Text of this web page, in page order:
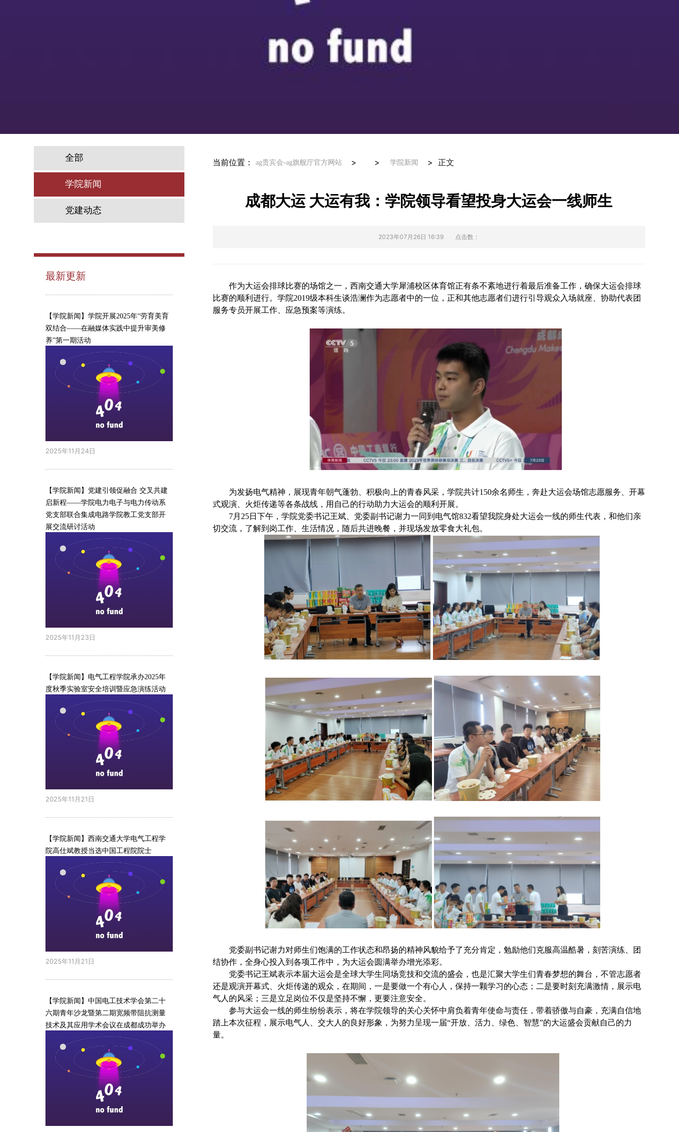
当前位置： ag贵宾会-ag旗舰厅官方网站 > > 学院新闻 > 正文
成都大运 大运有我：学院领导看望投身大运会一线师生
2023年07月26日 16:39 点击数：
作为大运会排球比赛的场馆之一 ， 西南交通大学犀浦校区体育馆正有条不紊地进行着最后准备工作， 确保大运会排球
比赛的顺利进行。 学院2019级本科生谈浩澜作为志愿者中的一位 ， 正和其他志愿者们进行引导观众入场就座
协助代表团
服务专员开展工作、 应急预案等演练。
为发扬电气精神，展现青年朝气蓬勃、积极向上的青春风采， 学院共计150余名师生 ， 奔赴大运会场馆志愿服务、 开幕
式观演、 火炬传递等各条战线， 用自己的行动助力大运会的顺利开展。
7月 25日下午， 学院党委书记王斌、 党委副书记谢力一同到 电气馆832看望我院身处大运会一线的师生代表 ， 和他们亲
切交流， 了解到岗工作、 生活情况， 随后共进晚餐 ， 并现场发放零食大礼包。
党委副书记谢力对师生们饱满的工作状态和昂扬的精神风貌给予了充分肯定，勉励他们克服高温酷暑，刻苦演练 、团
结协作，全身心投入到 各项工作中，为大运会圆满举办增光添彩。
党委书记王斌表示本届大运会是全球大学生同场竞技和交流的盛会，也是汇聚大学生们青春梦想的舞台， 不管志愿者
还是观演开幕式、 火炬传递的观众 ， 在期间 ， 一是要做一个有心人 ， 保持一颗学习的心态； 二是要时刻充满激情， 展示电
气人的风采； 三是立足岗位不仅是坚持不懈， 更要注意安全。
参与大运会一线的师生纷纷表示， 将在学院领导的关心关怀中肩负着青年使命与责任，带着骄傲与自豪，充满自信地
踏上本次征程，展示电气人 交大人 的良好形象，为努力呈现一届“开放、 活力
绿色、智慧”的大运盛会贡献自己的力
量。
全部
学院新闻
党建动态
最新更新
【学院新闻】学院开展2025年“劳育美育
双结合——在融媒体实践中提升审美修
养”第一期活动
2025年11月24日
【学院新闻】党建引领促融合 交叉共建
启新程——学院电力电子与电力传动系
党支部联合集成电路学院教工党支部开
展交流研讨活动
2025年11月23日
【学院新闻】电气工程学院承办2025年
度秋季实验室安全培训暨应急演练活动
2025年11月21日
【学院新闻】西南交通大学电气工程学
院高仕斌教授当选中国工程院院士
2025年11月21日
【学院新闻】中国电工技术学会第二十
六期青年沙龙暨第二期宽频带阻抗测量
技术及其应用学术会议在成都成功举办